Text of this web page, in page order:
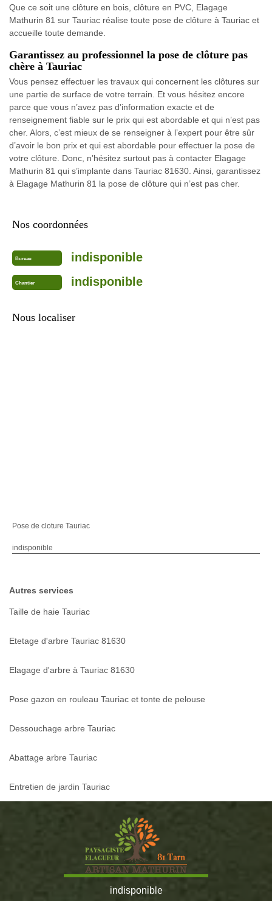
Que ce soit une clôture en bois, clôture en PVC, Elagage
Mathurin 81 sur Tauriac réalise toute pose de clôture à Tauriac et
accueille toute demande.
Garantissez au professionnel la pose de clôture pas
chère à Tauriac
Vous pensez effectuer les travaux qui concernent les clôtures sur
une partie de surface de votre terrain. Et vous hésitez encore
parce que vous n’avez pas d’information exacte et de
renseignement fiable sur le prix qui est abordable et qui n’est pas
cher. Alors, c’est mieux de se renseigner à l’expert pour être sûr
d’avoir le bon prix et qui est abordable pour effectuer la pose de
votre clôture. Donc, n’hésitez surtout pas à contacter Elagage
Mathurin 81 qui s’implante dans Tauriac 81630. Ainsi, garantissez
à Elagage Mathurin 81 la pose de clôture qui n’est pas cher.
Nos coordonnées
Bureau indisponible
Chantier indisponible
Nous localiser
Pose de cloture Tauriac
indisponible
Autres services
Taille de haie Tauriac
Etetage d'arbre Tauriac 81630
Elagage d'arbre à Tauriac 81630
Pose gazon en rouleau Tauriac et tonte de pelouse
Dessouchage arbre Tauriac
Abattage arbre Tauriac
Entretien de jardin Tauriac
indisponible